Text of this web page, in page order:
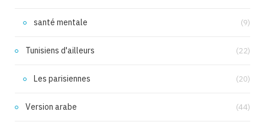
santé mentale (9)
Tunisiens d'ailleurs (22)
Les parisiennes (20)
Version arabe (44)